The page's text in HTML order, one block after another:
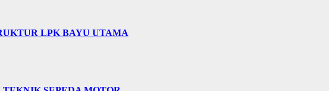
LPK BAYU UTAMA